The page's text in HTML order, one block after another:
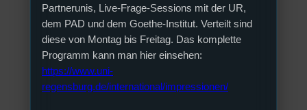
Partnerunis, Live-Frage-Sessions mit der UR,
dem PAD und dem Goethe-Institut. Verteilt sind
diese von Montag bis Freitag. Das komplette
Programm kann man hier einsehen:
https://www.uni-
regensburg.de/international/impressionen/